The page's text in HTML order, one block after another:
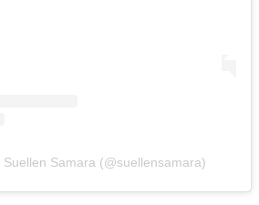
Samara (@suellensamara)